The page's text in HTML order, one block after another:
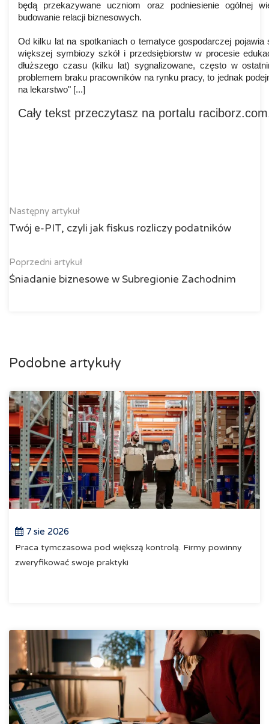
będą przekazywane uczniom oraz podniesienie ogólnej
budowanie relacji biznesowych.
Od kilku lat na spotkaniach o tematyce gospodarczej pojawia
większej symbiozy szkół i przedsiębiorstw w procesie
dłuższego czasu (kilku lat) sygnalizowane, często w
problemem braku pracowników na rynku pracy, to jednak
na lekarstwo" [...]
Cały tekst przeczytasz na portalu
Następny artykuł
Twój e-PIT, czyli jak fiskus rozliczy podatników
Poprzedni artykuł
Śniadanie biznesowe w Subregionie Zachodnim
Podobne artykuły
7 sie 2026
Praca tymczasowa pod większą kontrolą. Firmy powinny
zweryfikować swoje praktyki